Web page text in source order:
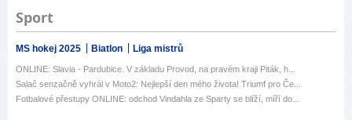
Sport
MS hokej 2025 Biatlon Liga mistrů
ONLINE: Slavia - Pardubice. V základu Provod, na pravém kraji Piták, h...
Salač senzačně vyhrál v Moto2: Nejlepší den mého života! Triumf pro Če...
Fotbalové přestupy ONLINE: odchod Vindahla ze Sparty se blíží, míří do...